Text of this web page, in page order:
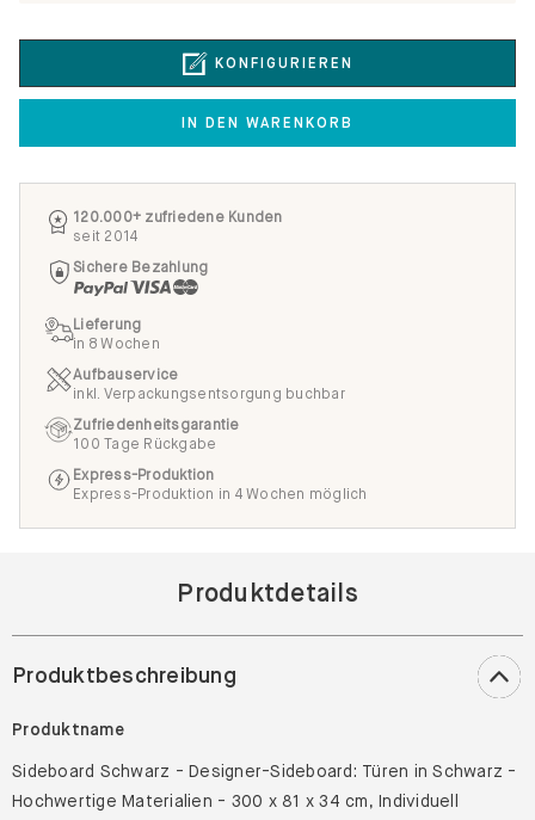
KONFIGURIEREN
IN DEN WARENKORB
120.000+ zufriedene Kunden
seit 2014
Sichere Bezahlung
Lieferung
in 8 Wochen
Aufbauservice
inkl. Verpackungsentsorgung buchbar
Zufriedenheitsgarantie
100 Tage Rückgabe
Express-Produktion
Express-Produktion in 4 Wochen möglich
Produktdetails
Produktbeschreibung
Produktname
Sideboard Schwarz - Designer-Sideboard: Türen in Schwarz -
Hochwertige Materialien - 300 x 81 x 34 cm, Individuell